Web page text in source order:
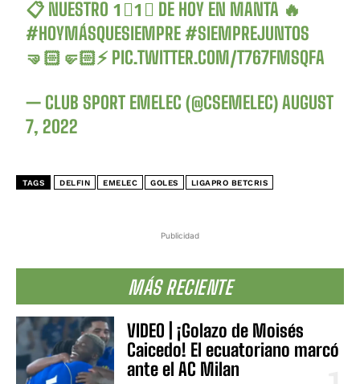
Publicidad
MÁS RECIENTE
VIDEO | ¡Golazo de Moisés
Caicedo! El ecuatoriano marcó
ante el AC Milan
📋 NUESTRO 1⃣1⃣ DE HOY EN MANTA 🔥
#HOYMÁSQUESIEMPRE#SIEMPREJUNTOS
🤜🏻🤛🏻⚡ PIC.TWITTER.COM/T767FMSQFA
— CLUB SPORT EMELEC (@CSEMELEC)AUGUST
7, 2022
TAGS DELFIN EMELEC GOLES LIGAPRO BETCRIS